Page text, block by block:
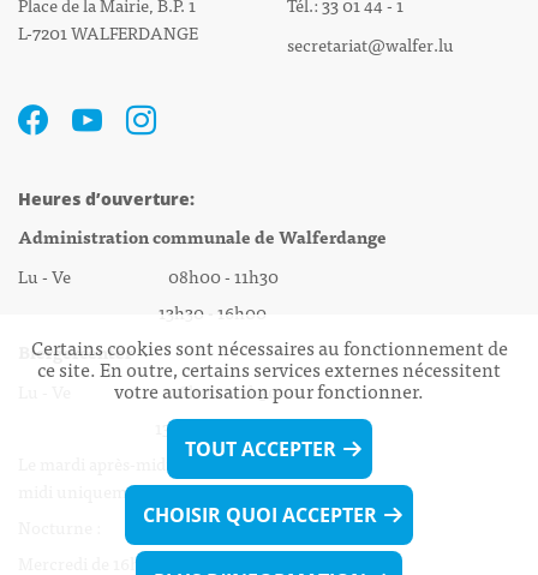
L-7201 WALFERDANGE
secretariat@walfer.lu
Heures d’ouverture:
Administration communale de Walferdange
Lu - Ve 08h00 - 11h30
13h30 - 16h00
Biergercenter
Lu - Ve 08h00 - 11h30
13h30 - 16h00
Le mardi après-midi et le vendredi après-
midi uniquement sur Rdv.
Mercredi de 16h00 - 18h45 uniquement sur Rdv
Certains cookies sont nécessaires au fonctionnement de
ce site. En outre, certains services externes nécessitent
votre autorisation pour fonctionner.
TOUT ACCEPTER
CHOISIR QUOI ACCEPTER